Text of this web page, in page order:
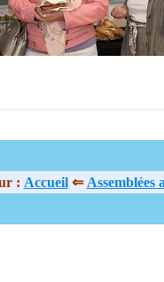
: Accueil⇐ Assemblées